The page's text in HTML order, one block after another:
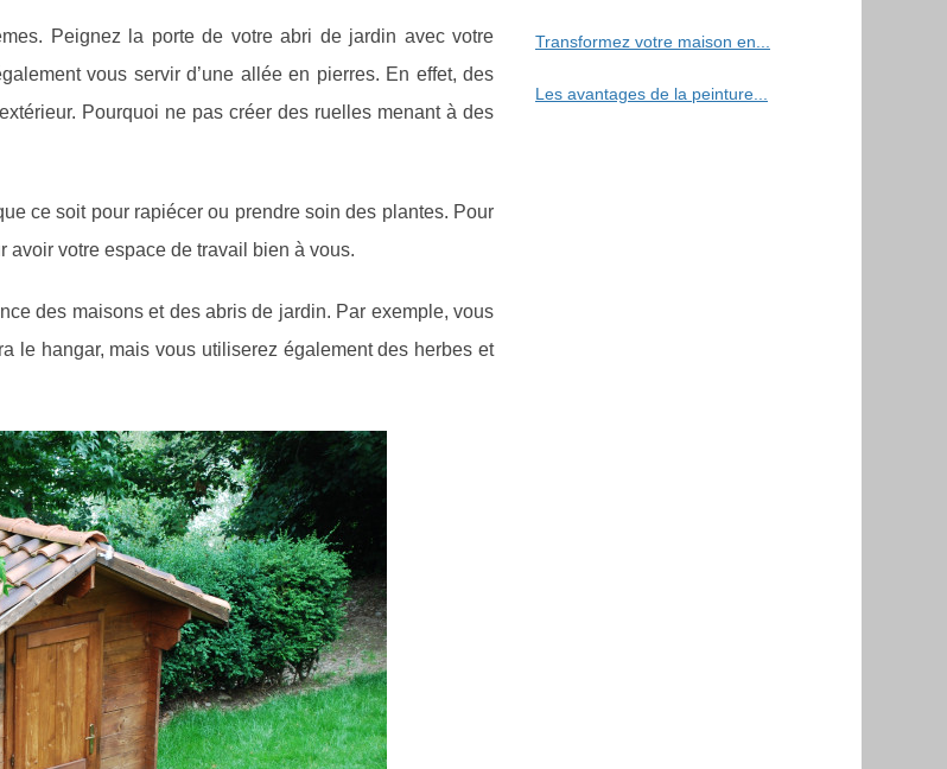
Peignez la porte de votre abri de jardin avec votre
vous servir d’une allée en pierres. En effet, des
Pourquoi ne pas créer des ruelles menant à des
ce soit pour rapiécer ou prendre soin des plantes. Pour
avoir votre espace de travail bien à vous.
des maisons et des abris de jardin. Par exemple, vous
le hangar, mais vous utiliserez également des herbes et
Transformez votre maison en...
Les avantages de la peinture...